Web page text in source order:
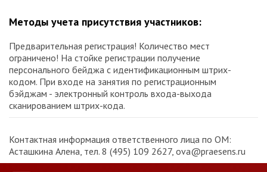
Методы учета присутствия участников:
Предварительная регистрация! Количество мест
ограничено! На стойке регистрации получение
персонального бейджа с идентификационным штрих-
кодом. При входе на занятия по регистрационным
бэйджам - электронный контроль входа-выхода
сканированием штрих-кода.
Контактная информация ответственного лица по ОМ:
Асташкина Алена, тел. 8 (495) 109 2627, ova@praesens.ru